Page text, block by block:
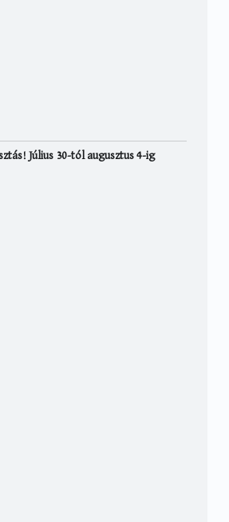
Július 30-tól augusztus 4-ig